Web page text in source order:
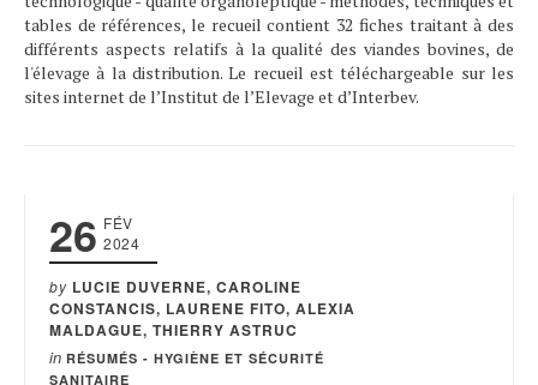
tables de références, le recueil contient 32 fiches traitant à des
différents aspects relatifs à la qualité des viandes bovines, de
l'élevage à la distribution. Le recueil est téléchargeable sur les
sites internet de l’Institut de l’Elevage et d’Interbev.
26 FÉV
2024
by LUCIE DUVERNE, CAROLINE
CONSTANCIS, LAURENE FITO, ALEXIA
MALDAGUE, THIERRY ASTRUC
in RÉSUMÉS - HYGIÈNE ET SÉCURITÉ
SANITAIRE